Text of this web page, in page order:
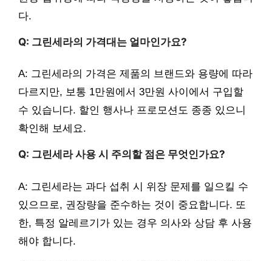
다.
Q: 그린세라의 가격대는 얼마인가요?
A: 그린세라의 가격은 제품의 브랜드와 용량에 따라
다르지만, 보통 1만원에서 3만원 사이에서 구입할
수 있습니다. 할인 행사나 프로모션도 종종 있으니
확인해 보세요.
Q: 그린세라 사용 시 주의할 점은 무엇인가요?
A: 그린세라는 과다 섭취 시 위장 문제를 일으킬 수
있으므로, 권장량을 준수하는 것이 중요합니다. 또
한, 특정 알레르기가 있는 경우 의사와 상담 후 사용
해야 합니다.